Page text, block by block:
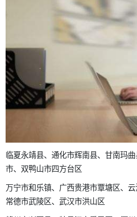
临夏永靖县、通化市辉南县、甘南玛
市、双鸭山市四方台区
万宁市和乐镇、广西贵港市覃塘区、
常德市武陵区、武汉市洪山区